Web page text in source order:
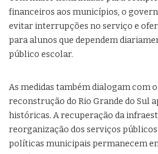
financeiros aos municípios, o
evitar interrupções no serviço e
para alunos que dependem
público escolar.
As medidas também dialogam com
reconstrução do Rio Grande do Sul
históricas. A recuperação da
reorganização dos serviços
políticas municipais permanecem